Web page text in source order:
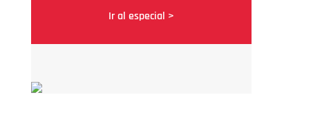
Ir al especial >